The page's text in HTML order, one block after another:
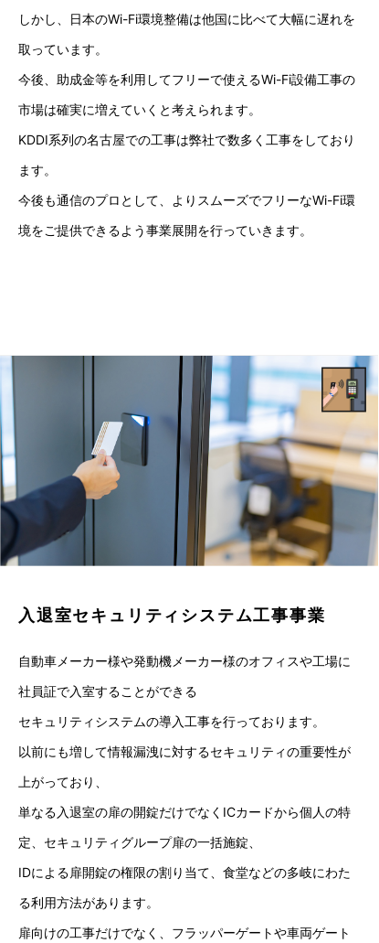
しかし、日本のWi-Fi環境整備は他国に比べて大幅に遅れを
取っています。
今後、助成金等を利用してフリーで使えるWi-Fi設備工事の
市場は確実に増えていくと考えられます。
KDDI系列の名古屋での工事は弊社で数多く工事をしており
ます。
今後も通信のプロとして、よりスムーズでフリーなWi-Fi環
境をご提供できるよう事業展開を行っていきます。
入退室セキュリティシステム工事事業
自動車メーカー様や発動機メーカー様のオフィスや工場に
社員証で入室することができる
セキュリティシステムの導入工事を行っております。
以前にも増して情報漏洩に対するセキュリティの重要性が
上がっており、
単なる入退室の扉の開錠だけでなくICカードから個人の特
定、セキュリティグループ扉の一括施錠、
IDによる扉開錠の権限の割り当て、食堂などの多岐にわた
る利用方法があります。
扉向けの工事だけでなく、フラッパーゲートや車両ゲート